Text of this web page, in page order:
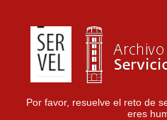
Por favor, resuelve el reto de
eres